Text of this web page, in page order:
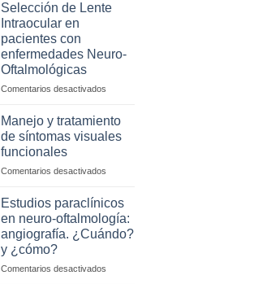
of
and
Diagnostic
and
Perspectives
Selección de Lente
Intraocular en
pacientes con
enfermedades Neuro-
Oftalmológicas
Comentarios desactivadosen
de
Lente
Intraocular
pacientes
enfermedades
Neuro-
Oftalmológicas
Manejo y tratamiento
de síntomas visuales
funcionales
Comentarios desactivadosen
tratamiento
de
síntomas
funcionales
Estudios paraclínicos
en neuro-oftalmología:
angiografía. ¿Cuándo?
y ¿cómo?
Comentarios desactivadosen